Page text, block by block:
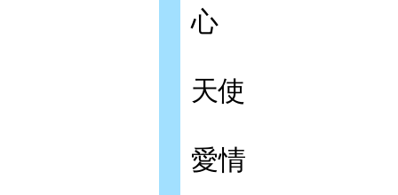
心
天使
愛情